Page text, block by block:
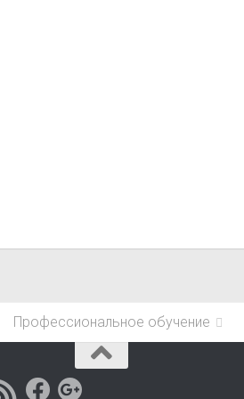
Профессиональное обучение